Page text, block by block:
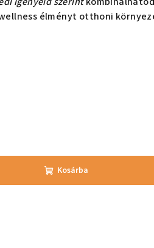
élményt otthoni
Kosárba